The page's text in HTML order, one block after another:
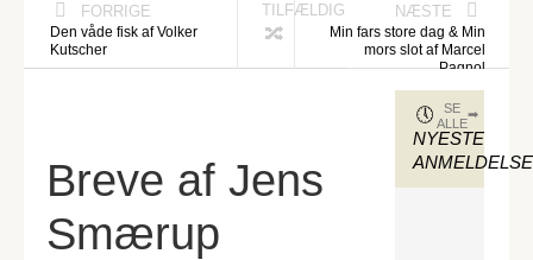
FORRIGE
Den våde fisk af Volker
Kutscher
TILFÆLDIG NÆSTE
Min fars store dag & Min
mors slot af Marcel
Pagnol
Breve af Jens
Smærup
NYESTE
SE
ALLE